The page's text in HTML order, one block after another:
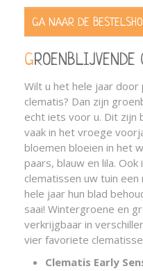
GA NAAR DE
Wilt u het hele jaar
clematis? Dan zijn
echt iets voor u. Dit zijn
vaak in het vroege
bloemen bloeien in het
paars, blauw en lila.
clematissen uw tuin
hele jaar hun blad
saai! Wintergroene en
verkrijgbaar in
vier favoriete
Clematis Early